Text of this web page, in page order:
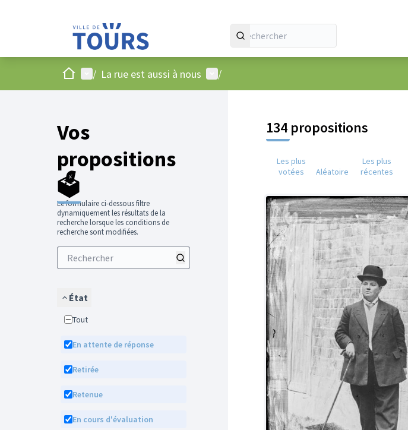
AccueilMenu principal
/ La rue est aussi à nous Menu utilisateur
/
Vos
propositions
🗳️
Le formulaire ci-dessous filtre
dynamiquement les résultats de la
recherche lorsque les conditions de
recherche sont modifiées.
État
Tout
En attente de réponse
Retirée
Retenue
En cours d'évaluation
134 propositions
Les plus
votées
Aléatoire
Les plus
récentes